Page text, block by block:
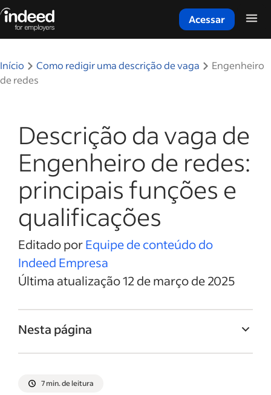
Acessar
Início
Como redigir uma descrição de vaga
Engenheiro
de redes
Descrição da vaga de
Engenheiro de redes:
principais funções e
qualificações
Editado porEquipe de conteúdo do
Indeed Empresa
Última atualização 12 de março de 2025
Nesta página
Resumo da vaga de Engenheiro de redes
7 min. de leitura